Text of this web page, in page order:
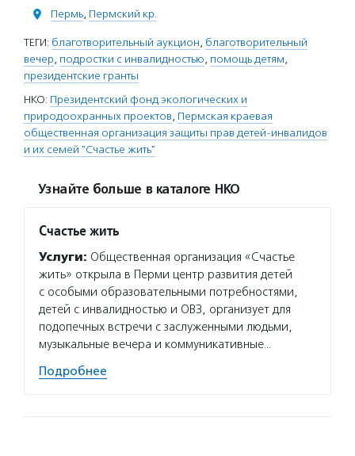
Пермь, Пермский кр.
ТЕГИ: благотворительный аукцион, благотворительный
вечер, подростки с инвалидностью, помощь детям,
президентские гранты
НКО: Президентский фонд экологических и
природоохранных проектов, Пермская краевая
общественная организация защиты прав детей-инвалидов
и их семей "Счастье жить"
Узнайте больше в каталоге НКО
Счастье жить
Услуги: Общественная организация «Счастье
жить» открыла в Перми центр развития детей
с особыми образовательными потребностями,
детей с инвалидностью и ОВЗ, организует для
подопечных встречи с заслуженными людьми,
музыкальные вечера и коммуникативные…
Подробнее